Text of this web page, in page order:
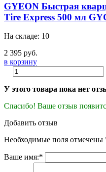
GYEON Быстрая
Tire Express 500 мл
На складе: 10
2 395 руб.
в корзину
У этого товара пока нет
Спасибо! Ваше отзыв
Добавить отзыв
Необходимые поля отмечены
Ваше имя:*